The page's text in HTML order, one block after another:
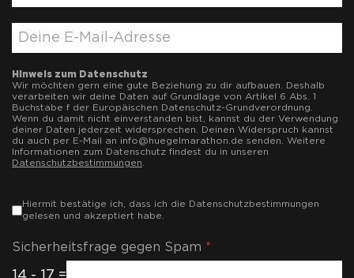
Hinweis zum Datenschutz
Wir möchten gern eine gute Beziehung zu dir aufbauen. Deshalb
verarbeiten wir deine Daten auf Grundlage von Artikel 6 Abs. 1
Buchstabe f der Europäischen Datenschutz-Grundverordnung.
Wenn du damit nicht einverstanden bist, kannst du der Verwendung
deiner Daten jederzeit widersprechen. Deinen Widerspruch kannst
du auch per E-Mail an info@huegelmarathon.de senden. Weitere
Informationen zum Datenschutz findest du in unseren
Datenschutzbestimmungen
Markierungsfelder*
Hiermit bestätige ich, dass ich die Datenschutzbestimmungen
gelesen und akzeptiert habe.
Sicherheitsfrage gegen Spam *